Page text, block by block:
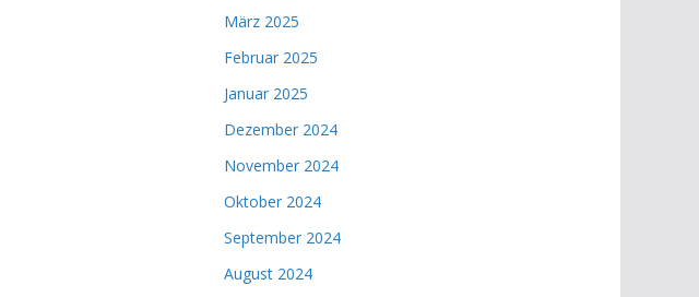
März 2025
Februar 2025
Januar 2025
Dezember 2024
November 2024
Oktober 2024
September 2024
August 2024